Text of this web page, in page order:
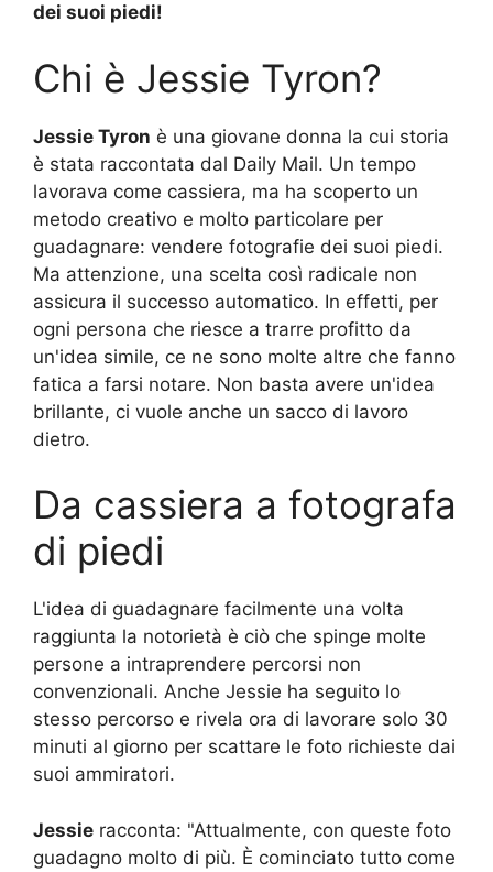
dei suoi piedi!
Chi è Jessie Tyron?
Jessie Tyron è una giovane donna la cui storia
è stata raccontata dal Daily Mail. Un tempo
lavorava come cassiera, ma ha scoperto un
metodo creativo e molto particolare per
guadagnare: vendere fotografie dei suoi piedi.
Ma attenzione, una scelta così radicale non
assicura il successo automatico. In effetti, per
ogni persona che riesce a trarre profitto da
un'idea simile, ce ne sono molte altre che fanno
fatica a farsi notare. Non basta avere un'idea
brillante, ci vuole anche un sacco di lavoro
dietro.
Da cassiera a fotografa
di piedi
L'idea di guadagnare facilmente una volta
raggiunta la notorietà è ciò che spinge molte
persone a intraprendere percorsi non
convenzionali. Anche Jessie ha seguito lo
stesso percorso e rivela ora di lavorare solo 30
minuti al giorno per scattare le foto richieste dai
suoi ammiratori.
Jessie racconta: "Attualmente, con queste foto
guadagno molto di più. È cominciato tutto come